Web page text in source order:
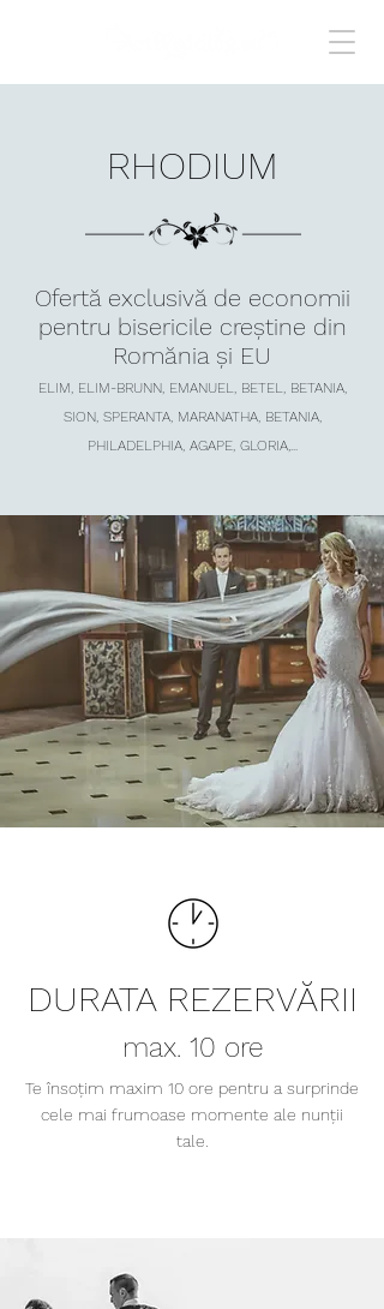
RHODIUM
Ofertă exclusivă de economii
pentru bisericile creștine din
Romănia și EU
ELIM, ELIM-BRUNN, EMANUEL, BETEL, BETANIA,
SION, SPERANTA, MARANATHA, BETANIA,
PHILADELPHIA, AGAPE, GLORIA,...
DURATA REZERVĂRII
max. 10 ore
Te însoțim maxim 10 ore pentru a surprinde
cele mai frumoase momente ale nunții
tale.